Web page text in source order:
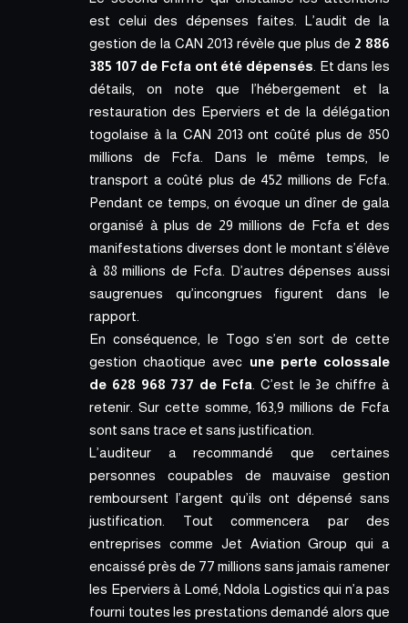
est celui des dépenses faites. L’audit de la
gestion de la CAN 2013 révèle que plus de 2 886
385 107 de Fcfa ont été dépensés . Et dans les
détails, on note que l’hébergement et la
restauration des Eperviers et de la délégation
togolaise à la CAN 2013 ont coûté plus de 850
millions de Fcfa. Dans le même temps, le
transport a coûté plus de 452 millions de Fcfa.
Pendant ce temps, on évoque un dîner de gala
organisé à plus de 29 millions de Fcfa et des
manifestations diverses dont le montant s’élève
à 88 millions de Fcfa. D’autres dépenses aussi
saugrenues qu’incongrues figurent dans le
rapport.
En conséquence, le Togo s’en sort de cette
gestion chaotique avec une perte colossale
de 628 968 737 de Fcfa . C’est le 3e chiffre à
retenir. Sur cette somme, 163,9 millions de Fcfa
sont sans trace et sans justification.
L’auditeur a recommandé que certaines
personnes coupables de mauvaise gestion
remboursent l’argent qu’ils ont dépensé sans
justification. Tout commencera par des
entreprises comme Jet Aviation Group qui a
encaissé près de 77 millions sans jamais ramener
les Eperviers à Lomé, Ndola Logistics qui n’a pas
fourni toutes les prestations demandé alors que